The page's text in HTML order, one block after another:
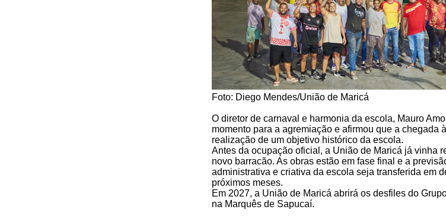
Foto: Diego Mendes/União de Maricá
O diretor de carnaval e harmonia da escola, Mauro
momento para a agremiação e afirmou que a chegada
realização de um objetivo histórico da escola.
Antes da ocupação oficial, a União de Maricá já vinha
novo barracão. As obras estão em fase final e a
administrativa e criativa da escola seja transferida em
próximos meses.
Em 2027, a União de Maricá abrirá os desfiles do
na Marquês de Sapucaí.